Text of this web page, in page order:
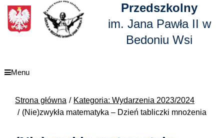
Przedszkolny
im. Jana Pawła II w
Bedoniu Wsi
Menu
Strona główna
Kategoria: Wydarzenia 2023/2024
(Nie)zwykła matematyka – Dzień tabliczki mnożenia